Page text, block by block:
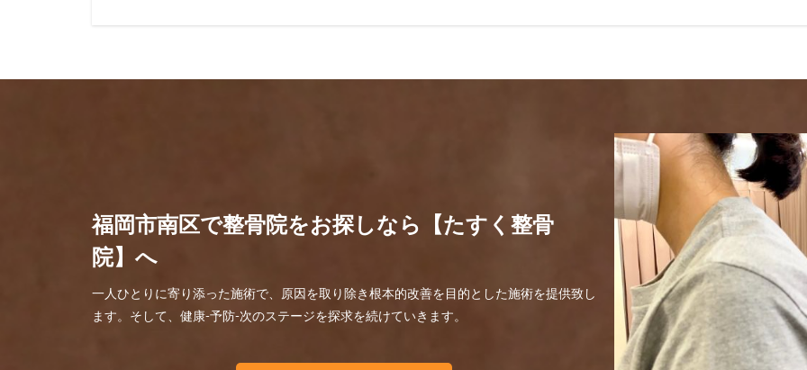
福岡市南区で整骨院をお探しなら【たすく整骨
院】へ
一人ひとりに寄り添った施術で、原因を取り除き根本的改善を目的とした施術を提供致し
ます。そして、健康-予防-次のステージを探求を続けていきます。